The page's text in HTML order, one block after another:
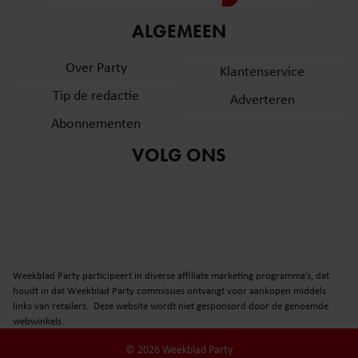
partners voor social media, adverteren en analyse. Deze
informatie die u aan ze heeft verstrekt of die ze hebben
verzameld op basis van uw gebruik van hun services. U
gebruiken.
ALGEMEEN
Over Party
Tip de redactie
Abonnementen
Klantenservice
Adverteren
VOLG ONS
Weekblad Party participeert in diverse affiliate marketing programma’s, dat
houdt in dat Weekblad Party commissies ontvangt voor aankopen middels
links van retailers. Deze website wordt niet gesponsord door de genoemde
webwinkels.
© 2026 Weekblad Party